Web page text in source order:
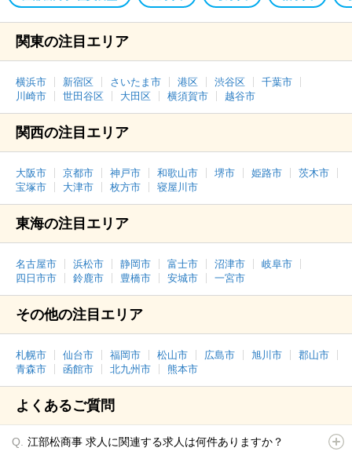
関東の注目エリア
横浜市 新宿区 さいたま市 港区 渋谷区
千葉市
川崎市
世田谷区 大田区 横須賀市 越谷市
関西の注目エリア
大阪市 京都市 神戸市 和歌山市 堺市 姫路市
茨木市
宝塚市
大津市 枚方市 寝屋川市
東海の注目エリア
名古屋市 浜松市 静岡市 富士市 沼津市
岐阜市
四日市市
鈴鹿市 豊橋市 安城市 一宮市
その他の注目エリア
札幌市 仙台市 福岡市 松山市 広島市 旭川市
郡山市
青森市
函館市 北九州市 熊本市
よくあるご質問
江部松商事 求人に関連する求人は何件ありますか？